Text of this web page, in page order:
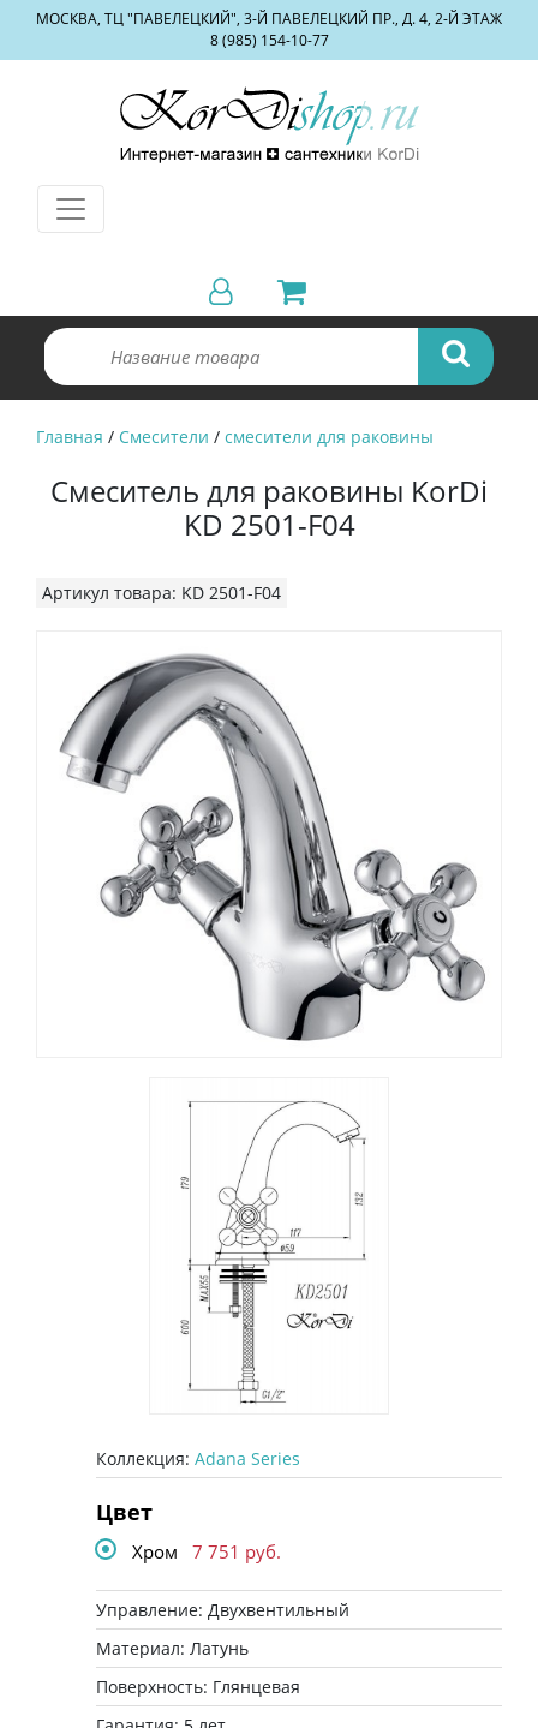
МОСКВА, ТЦ "ПАВЕЛЕЦКИЙ", 3-Й ПАВЕЛЕЦКИЙ ПР., Д. 4, 2-Й ЭТАЖ
8 (985) 154-10-77
Главная / Смесители / смесители для раковины
Смеситель для раковины KorDi
KD 2501-F04
Артикул товара: KD 2501-F04
Коллекция: Adana Series
Цвет
Хром 7 751 руб.
Управление: Двухвентильный
Материал: Латунь
Поверхность: Глянцевая